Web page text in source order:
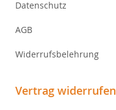
Datenschutz
AGB
Widerrufsbelehrung
Vertrag widerrufen